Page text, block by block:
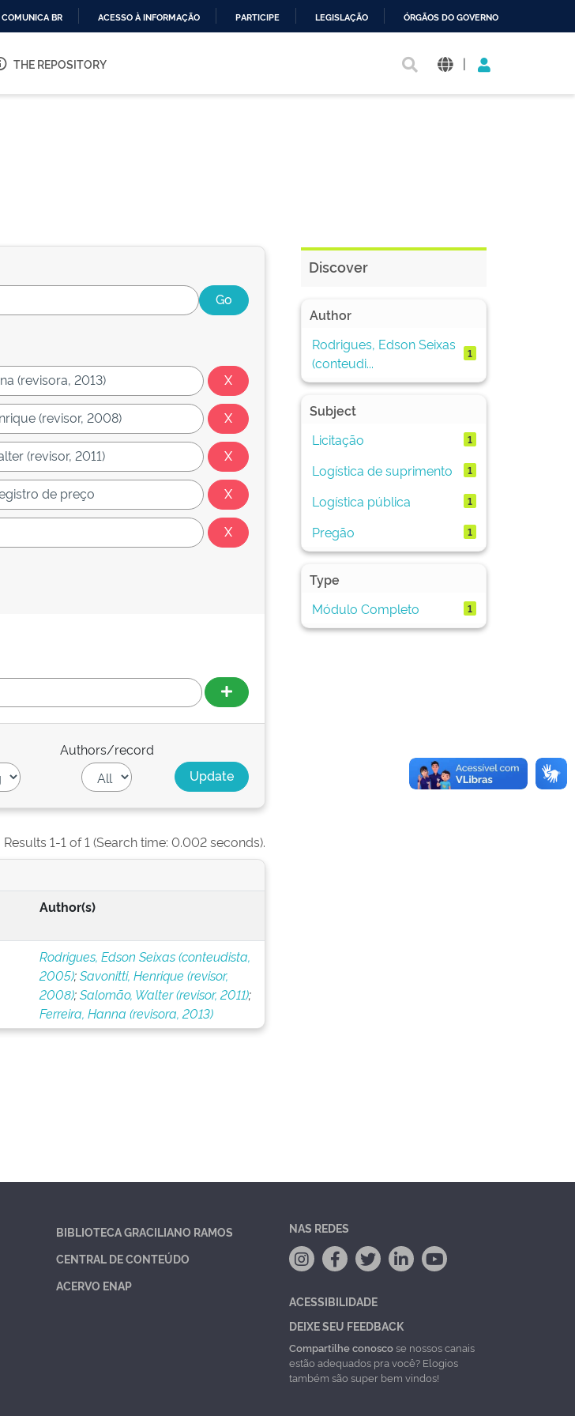
O
COMUNICA BR ACESSO À INFORMAÇÃO PARTICIPE LEGISLAÇÃO ÓRGÃOS DO GOVERNO
THE REPOSITORY |
Authors/record
Results 1-1 of 1 (Search time: 0.002 seconds).
Author(s)
Rodrigues, Edson Seixas (conteudista,
2005);Savonitti, Henrique (revisor,
2008);Salomão, Walter (revisor, 2011);
Ferreira, Hanna (revisora, 2013)
Discover
Author
Rodrigues, Edson Seixas
(conteudi...
1
Subject
Licitação
1
Logística de suprimento 1
Logística pública 1
Pregão 1
Type
Módulo Completo
1
BIBLIOTECA GRACILIANO RAMOS
CENTRAL DE CONTEÚDO
ACERVO ENAP
NAS REDES
ACESSIBILIDADE
DEIXE SEU FEEDBACK
Compartilhe conoscose nossos canais
estão adequados pra você? Elogios
também são super bem vindos!